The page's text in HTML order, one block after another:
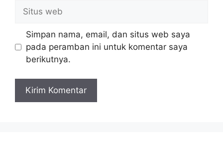
Situs
web
Simpan nama, email, dan situs web saya
pada peramban ini untuk komentar saya
berikutnya.